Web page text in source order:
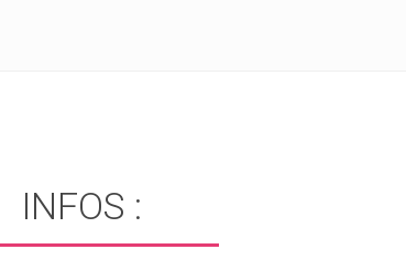
INFOS :